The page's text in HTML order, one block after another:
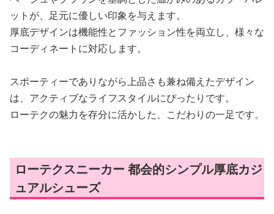
ットが、足元に優しい印象を与えます。
厚底デザインは機能性とファッション性を両立し、様々な
コーディネートに対応します。
スポーティーでありながら上品さも兼ね備えたデザイン
は、アクティブなライフスタイルにぴったりです。
ローテクの魅力を存分に活かした、こだわりの一足です。
ローテクスニーカー 都会的シンプル厚底カジ
ュアルシューズ